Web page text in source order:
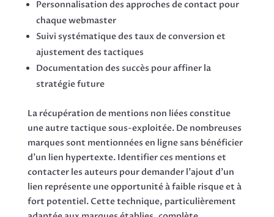
Personnalisation des approches de contact pour
chaque webmaster
Suivi systématique des taux de conversion et
ajustement des tactiques
Documentation des succès pour affiner la
stratégie future
La récupération de mentions non liées constitue
une autre tactique sous-exploitée. De nombreuses
marques sont mentionnées en ligne sans bénéficier
d’un lien hypertexte. Identifier ces mentions et
contacter les auteurs pour demander l’ajout d’un
lien représente une opportunité à faible risque et à
fort potentiel. Cette technique, particulièrement